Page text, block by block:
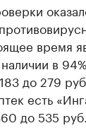
время
в
до 279
есть
до 535